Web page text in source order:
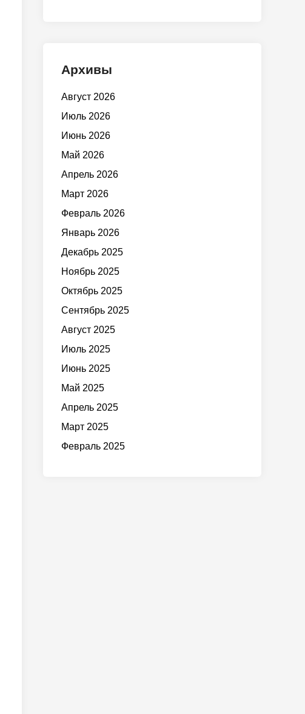
Архивы
Август 2026
Июль 2026
Июнь 2026
Май 2026
Апрель 2026
Март 2026
Февраль 2026
Январь 2026
Декабрь 2025
Ноябрь 2025
Октябрь 2025
Сентябрь 2025
Август 2025
Июль 2025
Июнь 2025
Май 2025
Апрель 2025
Март 2025
Февраль 2025